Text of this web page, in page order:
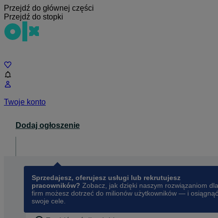
Przejdź do głównej części
Przejdź do stopki
Twoje konto
Dodaj ogłoszenie
Sprzedajesz, oferujesz usługi lub rekrutujesz
pracowników? Zobacz, jak dzięki naszym rozwiązaniom dla
firm możesz dotrzeć do milionów użytkowników — i osiągnąć
swoje cele.